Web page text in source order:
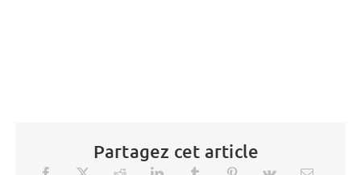
Partagez cet article